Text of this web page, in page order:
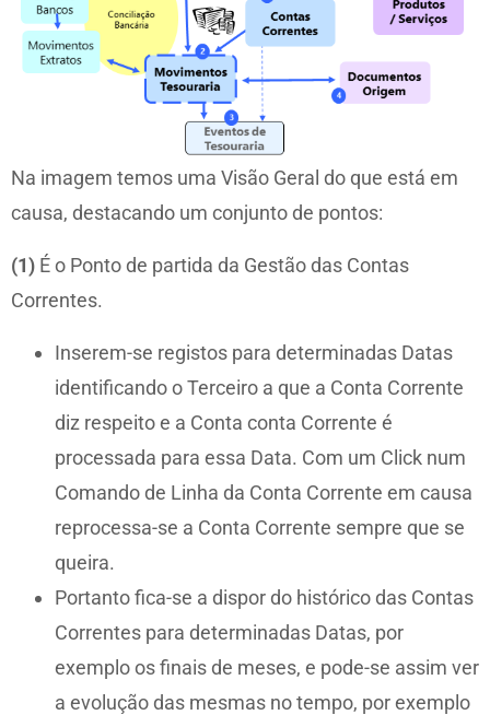
Na imagem temos uma Visão Geral do que está em
causa, destacando um conjunto de pontos:
(1) É o Ponto de partida da Gestão das Contas
Correntes.
Inserem-se registos para determinadas Datas
identificando o Terceiro a que a Conta Corrente
diz respeito e a Conta conta Corrente é
processada para essa Data. Com um Click num
Comando de Linha da Conta Corrente em causa
reprocessa-se a Conta Corrente sempre que se
queira.
Portanto fica-se a dispor do histórico das Contas
Correntes para determinadas Datas, por
exemplo os finais de meses, e pode-se assim ver
a evolução das mesmas no tempo, por exemplo